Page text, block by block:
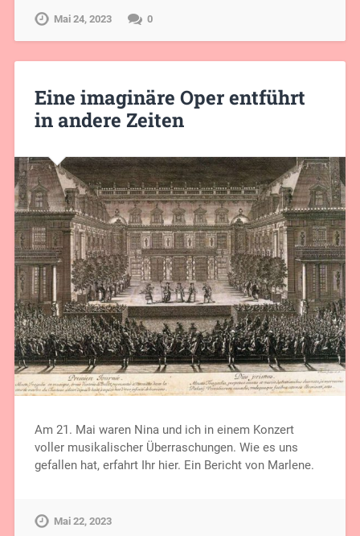
Mai 24, 2023 0
Eine imaginäre Oper entführt
in andere Zeiten
Am 21. Mai waren Nina und ich in einem Konzert
voller musikalischer Überraschungen. Wie es uns
gefallen hat, erfahrt Ihr hier. Ein Bericht von Marlene.
Mai 22, 2023